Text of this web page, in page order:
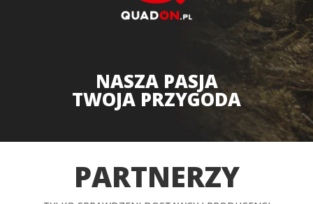
NASZA PASJA
TWOJA PRZYGODA
PARTNERZY